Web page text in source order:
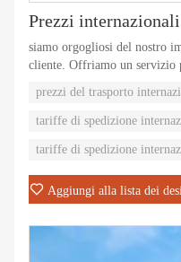
siamo orgogliosi del nostro
cliente. Offriamo un servizio
prezzi del trasporto
tariffe di spedizione
tariffe di spedizione
Aggiungi alla lista dei